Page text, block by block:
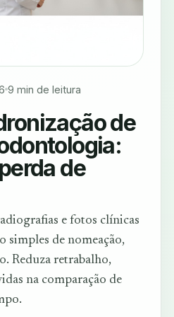
9 min de leitura
de
de
e fotos clínicas
de nomeação,
Reduza retrabalho,
na comparação de